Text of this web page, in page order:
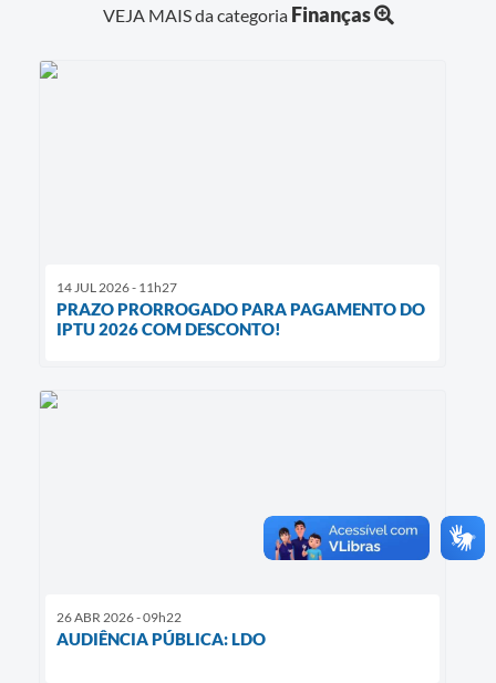
VEJA MAIS da categoria Finanças
14 JUL 2026 - 11h27
PRAZO PRORROGADO PARA PAGAMENTO DO
IPTU 2026 COM DESCONTO!
26 ABR 2026 - 09h22
AUDIÊNCIA PÚBLICA: LDO